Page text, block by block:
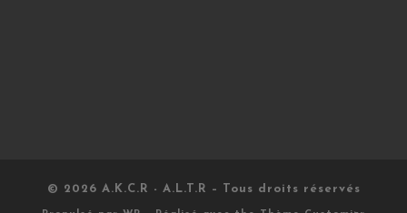
© 2026 A.K.C.R - A.L.T.R – Tous droits réservés